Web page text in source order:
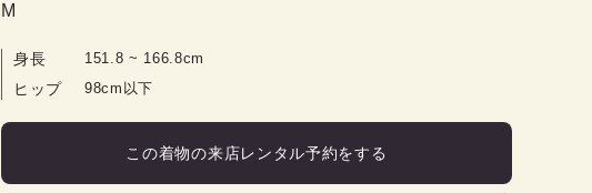
M
身長 151.8 ~ 166.8cm
ヒップ 98cm以下
この着物の来店レンタル予約をする